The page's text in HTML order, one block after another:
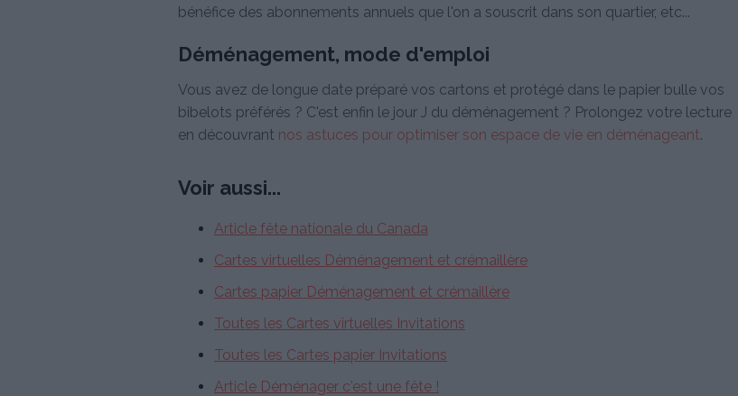
bénéfice des abonnements annuels que l'on a souscrit dans son quartier, etc...
Déménagement, mode d'emploi
Vous avez de longue date préparé vos cartons et protégé dans le papier bulle vos
bibelots préférés ? C'est enfin le jour J du déménagement ? Prolongez votre lecture
en découvrant nos astuces pour optimiser son espace de vie en déménageant.
Voir aussi...
Article fête nationale du Canada
Cartes virtuelles Déménagement et crémaillère
Cartes papier Déménagement et crémaillère
Toutes les Cartes virtuelles Invitations
Toutes les Cartes papier Invitations
Article Déménager c'est une fête !